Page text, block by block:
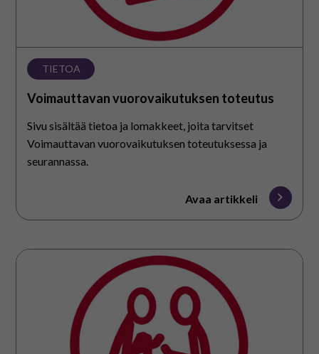
TIETOA
Voimauttavan vuorovaikutuksen toteutus
Sivu sisältää tietoa ja lomakkeet, joita tarvitset
Voimauttavan vuorovaikutuksen toteutuksessa ja
seurannassa.
Avaa artikkeli
Voimauttavaan
vuorovaikutukseen